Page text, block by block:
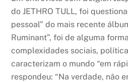
do JETHRO TULL, foi
pessoal” do mais recente
Ruminant”, foi de alguma
complexidades sociais,
caracterizam o mundo “em
respondeu: “Na verdade, não